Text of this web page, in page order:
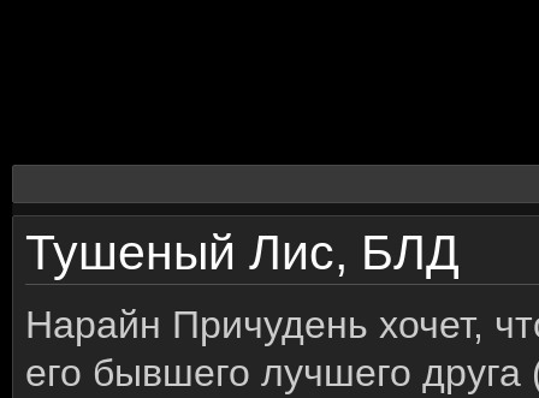
Тушеный Лис, БЛД
Нарайн Причудень хочет,
его бывшего лучшего